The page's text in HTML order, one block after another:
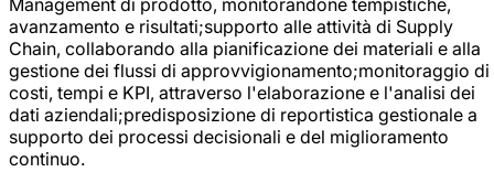
avanzamento e risultati;supporto alle attività di Supply
Chain, collaborando alla pianificazione dei materiali e alla
gestione dei flussi di approvvigionamento;monitoraggio di
costi, tempi e KPI, attraverso l'elaborazione e l'analisi dei
dati aziendali;predisposizione di reportistica gestionale a
supporto dei processi decisionali e del miglioramento
continuo.